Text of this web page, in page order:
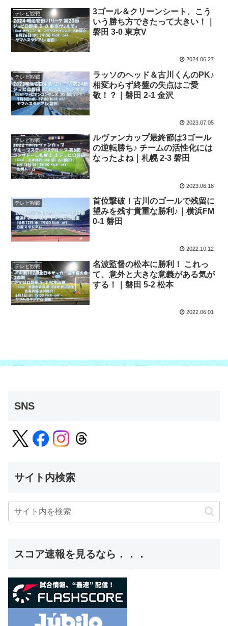
テレビ観戦
3ゴール＆クリーンシート、こう
いう勝ち方できたって大きい！｜
磐田 3-0 東京V
2024.06.27
テレビ観戦
ラッソのヘッド＆古川くんのPK♪
相変わらず終盤の失点はご愛
敬！？｜磐田 2-1 金沢
2023.07.05
テレビ観戦
ルヴァンカップ最終節は3ゴール
の逆転勝ち♪ チームの活性化には
なったよね｜札幌 2-3 磐田
2023.06.18
テレビ観戦
首位撃破！古川のゴールで残留に
望みを残す貴重な勝利♪｜横浜FM
0-1 磐田
2022.10.12
テレビ観戦
名波監督の松本に勝利！ これっ
て、意外と大きな意義がある気が
する！｜磐田 5-2 松本
2022.06.01
SNS
サイト内検索
スコア速報を見るなら．．．